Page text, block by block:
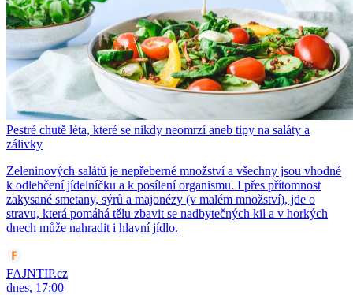
Pestré chutě léta, které se nikdy neomrzí aneb tipy na saláty a
zálivky
Zeleninových salátů je nepřeberné množství a všechny jsou vhodné
k odlehčení jídelníčku a k posílení organismu. I přes přítomnost
zakysané smetany, sýrů a majonézy (v malém množství), jde o
stravu, která pomáhá tělu zbavit se nadbytečných kil a v horkých
dnech může nahradit i hlavní jídlo.
FAJNTIP.cz
dnes, 17:00